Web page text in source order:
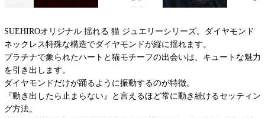
SUEHIROオリジナル 揺れる 猫 ジュエリーシリーズ。ダイヤモンド
ネックレス特殊な構造でダイヤモンドが縦に揺れます。
プラチナで象られたハートと猫モチーフの出会いは、キュートな魅力
を引き出します。
ダイヤモンドだけが踊るように振動するのが特徴。
『動き出したら止まらない』と言えるほど常に動き続けるセッティン
グ方法。